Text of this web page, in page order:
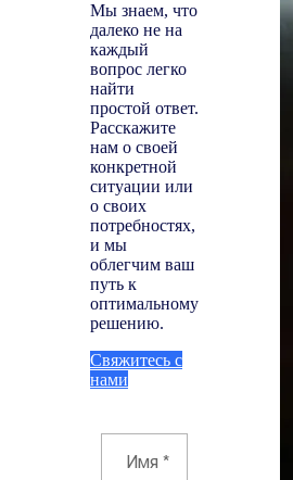
Мы знаем, что
далеко не на
каждый
вопрос легко
найти
простой ответ.
Расскажите
нам о своей
конкретной
ситуации или
о своих
потребностях,
и мы
облегчим ваш
путь к
оптимальному
решению.
Свяжитесь с
нами